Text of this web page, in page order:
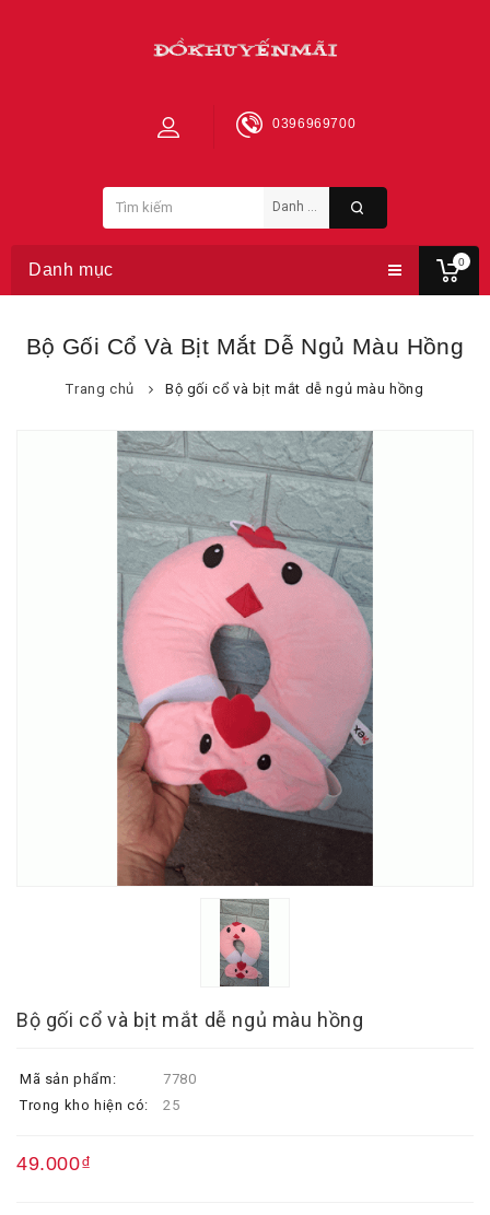
0
0396969700
Danh mục
Bộ Gối Cổ Và Bịt Mắt Dễ Ngủ Màu Hồng
Trang chủ Bộ gối cổ và bịt mắt dễ ngủ màu hồng
Bộ gối cổ và bịt mắt dễ ngủ màu hồng
Mã sản phẩm:
7780
Trong kho hiện có:
25
49.000₫